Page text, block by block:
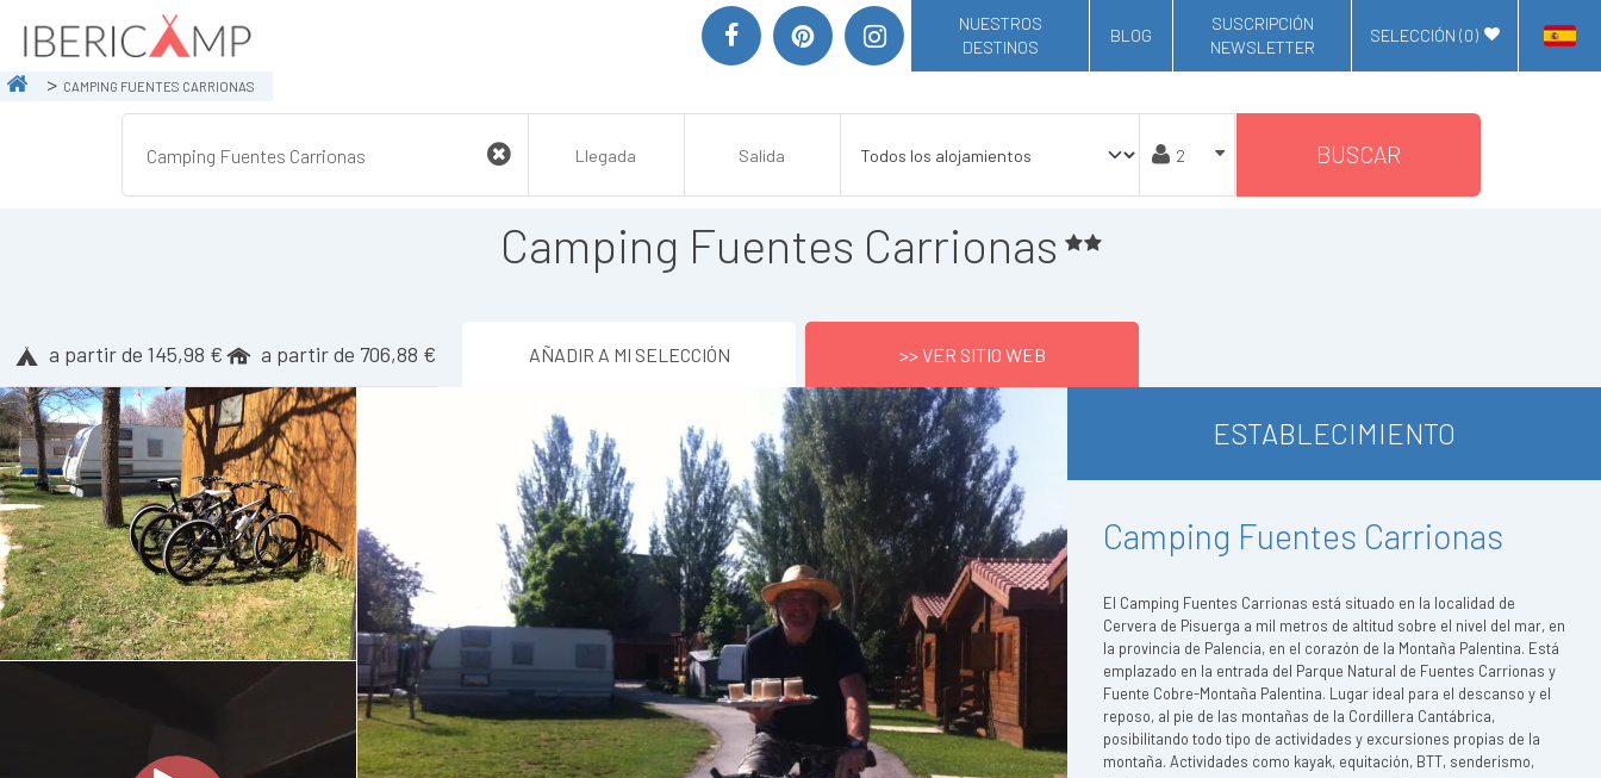
NUESTROS
DESTINOS
BLOG
SUSCRIPCIÓN
NEWSLETTER
SELECCIÓN (0)
CAMPING FUENTES CARRIONAS
BUSCAR
Camping Fuentes Carrionas
a partir de 145,98 € a partir de 706,88 € AÑADIR A MI SELECCIÓN >> VER SITIO WEB
ESTABLECIMIENTO
Camping Fuentes Carrionas
El Camping Fuentes Carrionas está situado en la localidad de
Cervera de Pisuerga a mil metros de altitud sobre el nivel del mar, en
la provincia de Palencia, en el corazón de la Montaña Palentina. Está
emplazado en la entrada del Parque Natural de Fuentes Carrionas y
Fuente Cobre-Montaña Palentina. Lugar ideal para el descanso y el
reposo, al pie de las montañas de la Cordillera Cantábrica,
posibilitando todo tipo de actividades y excursiones propias de la
montaña. Actividades como kayak, equitación, BTT, senderismo,